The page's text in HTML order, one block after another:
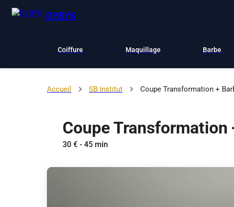
DYBYS
Coiffure Maquillage Barbe
Accueil SB Institut Coupe Transformation +
Coupe Transformation
30 € - 45 min